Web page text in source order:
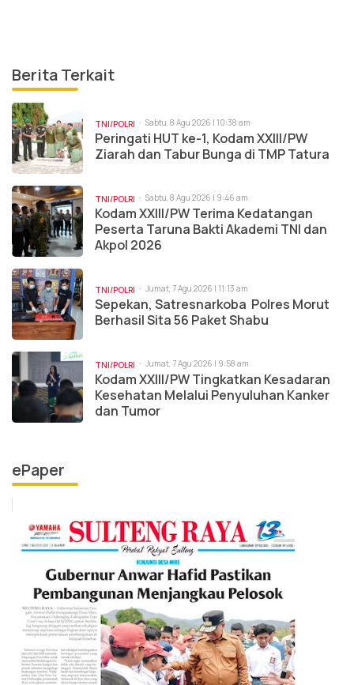
Berita Terkait
TNI/POLRI Sabtu, 8 Agu 2026 | 10:38 am
Peringati HUT ke-1, Kodam XXIII/PW
Ziarah dan Tabur Bunga di TMP Tatura
TNI/POLRI Sabtu, 8 Agu 2026 | 9:46 am
Kodam XXIII/PW Terima Kedatangan
Peserta Taruna Bakti Akademi TNI dan
Akpol 2026
TNI/POLRI Jumat, 7 Agu 2026 | 11:13 am
Sepekan, Satresnarkoba Polres Morut
Berhasil Sita 56 Paket Shabu
TNI/POLRI Jumat, 7 Agu 2026 | 9:58 am
Kodam XXIII/PW Tingkatkan Kesadaran
Kesehatan Melalui Penyuluhan Kanker
dan Tumor
ePaper